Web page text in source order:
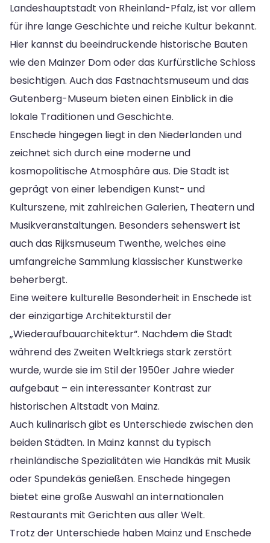
Landeshauptstadt von Rheinland-Pfalz, ist vor allem
für ihre lange Geschichte und reiche Kultur bekannt.
Hier kannst du beeindruckende historische Bauten
wie den Mainzer Dom oder das Kurfürstliche Schloss
besichtigen. Auch das Fastnachtsmuseum und das
Gutenberg-Museum bieten einen Einblick in die
lokale Traditionen und Geschichte.
Enschede hingegen liegt in den Niederlanden und
zeichnet sich durch eine moderne und
kosmopolitische Atmosphäre aus. Die Stadt ist
geprägt von einer lebendigen Kunst- und
Kulturszene, mit zahlreichen Galerien, Theatern und
Musikveranstaltungen. Besonders sehenswert ist
auch das Rijksmuseum Twenthe, welches eine
umfangreiche Sammlung klassischer Kunstwerke
beherbergt.
Eine weitere kulturelle Besonderheit in Enschede ist
der einzigartige Architekturstil der
„Wiederaufbauarchitektur“. Nachdem die Stadt
während des Zweiten Weltkriegs stark zerstört
wurde, wurde sie im Stil der 1950er Jahre wieder
aufgebaut – ein interessanter Kontrast zur
historischen Altstadt von Mainz.
Auch kulinarisch gibt es Unterschiede zwischen den
beiden Städten. In Mainz kannst du typisch
rheinländische Spezialitäten wie Handkäs mit Musik
oder Spundekäs genießen. Enschede hingegen
bietet eine große Auswahl an internationalen
Restaurants mit Gerichten aus aller Welt.
Trotz der Unterschiede haben Mainz und Enschede